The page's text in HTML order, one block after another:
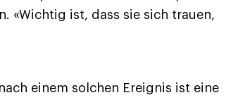
«Wichtig ist, dass sie sich trauen,
einem solchen Ereignis ist eine